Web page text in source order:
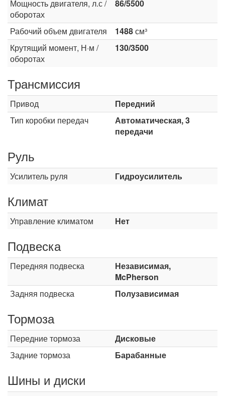
Мощность двигателя, л.с /
оборотах
86/5500
Рабочий объем двигателя 1488см³
Крутящий момент, Н·м /
оборотах
130/3500
Трансмиссия
Привод
Передний
Тип коробки передач
Автоматическая, 3
передачи
Руль
Усилитель руля Гидроусилитель
Климат
Управление климатом Нет
Подвеска
Передняя подвеска
Независимая,
McPherson
Задняя подвеска
Полузависимая
Тормоза
Передние тормоза
Дисковые
Задние тормоза
Барабанные
Шины и диски